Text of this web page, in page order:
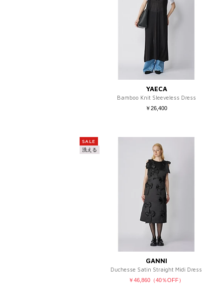
YAECA
Bamboo Knit Sleeveless Dress
￥26,400
GANNI
Duchesse Satin Straight Midi Dress
￥46,860（40％OFF）
SALE
洗える